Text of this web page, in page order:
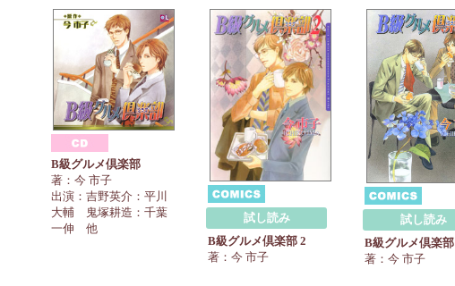
B級グルメ倶楽部
著：今 市子
出演：吉野英介：平川
大輔 鬼塚耕造：千葉
一伸 他
試し読み
B級グルメ倶楽部 2
著：今 市子
試し読み
B級グルメ倶楽部
著：今 市子